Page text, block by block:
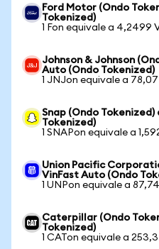
Ford Motor (Ondo
Tokenized)
1 Fon equivale a 4,2499
Johnson & Johnson
Auto (Ondo Tokenized)
1 JNJon equivale a
Snap (Ondo
Tokenized)
1 SNAPon equivale a
Union Pacific
VinFast Auto (Ondo
1 UNPon equivale a
Caterpillar (Ondo
Tokenized)
1 CATon equivale a